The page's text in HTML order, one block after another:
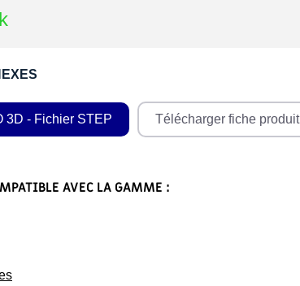
3D - Fichier STEP Télécharger fiche produit
AVEC LA GAMME :